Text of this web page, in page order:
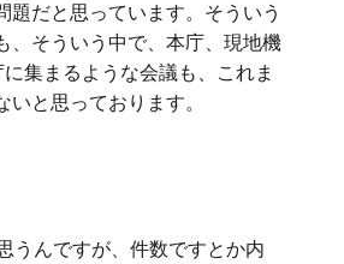
だと思っています。そういう
、そういう中で、本庁、現地機
集まるような会議も、これま
と思っております。
うんですが、件数ですとか内